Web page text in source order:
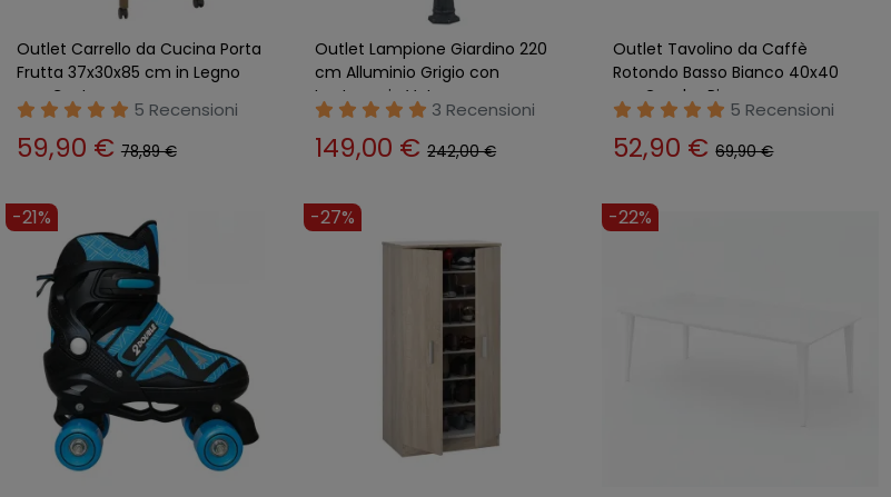
Outlet Carrello da Cucina Porta
Frutta 37x30x85 cm in Legno
con Ceste
5 Recensioni
59,90 € 78,89 €
Outlet Lampione Giardino 220
cm Alluminio Grigio con
Lanterna in Vetro
3 Recensioni
149,00 €242,00 €
Outlet Tavolino da Caffè
Rotondo Basso Bianco 40x40
cm Gambe Pino
5 Recensioni
52,90 €69,90 €
-21% -27% -22%